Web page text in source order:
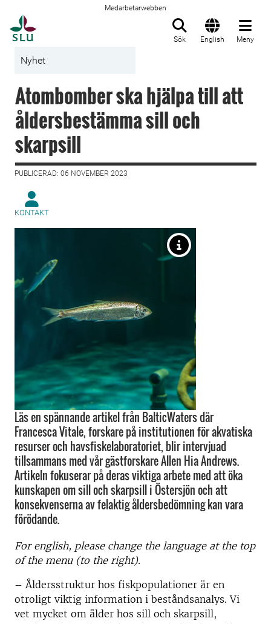
Medarbetarwebben
Sök English Meny
Nyhet
Atombomber ska hjälpa till att
åldersbestämma sill och
skarpsill
PUBLICERAD: 06 NOVEMBER 2023
KONTAKT
Läs en spännande artikel från BalticWaters där
Francesca Vitale, forskare på institutionen för akvatiska
resurser och havsfiskelaboratoriet, blir intervjuad
tillsammans med vår gästforskare Allen Hia Andrews.
Artikeln fokuserar på deras viktiga arbete med att öka
kunskapen om sill och skarpsill i Östersjön och att
konsekvenserna av felaktig åldersbedömning kan vara
förödande.
For english, please change the language at the top
of the menu (to the right).
– Åldersstruktur hos fiskpopulationer är en
otroligt viktig information i beståndsanalys. Vi
vet mycket om ålder hos sill och skarpsill,